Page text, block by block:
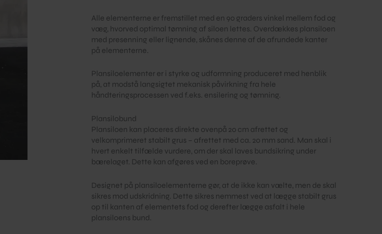
Alle elementerne er fremstillet med en 90 graders vinkel mellem fod og
væg, hvorved optimal tømning af siloen lettes. Overdækkes plansiloen
med presenning eller lignende, skånes denne af de afrundede kanter
på elementerne.
Plansiloelementer er i styrke og udformning produceret med henblik
på, at modstå langsigtet mekanisk påvirkning fra hele
håndteringsprocessen ved f.eks. ensilering og tømning.
Plansilobund
Plansiloen kan placeres direkte ovenpå 20 cm afrettet og
velkomprimeret stabilt grus – afrettet med ca. 20 mm sand. Man skal i
hvert enkelt tilfælde vurdere, om der skal laves bundsikring under
bærelaget. Dette kan afgøres ved en boreprøve.
Designet på plansiloelementerne gør, at de ikke kan vælte, men de skal
sikres mod udskridning. Dette sikres nemmest ved at lægge stabilt grus
op til kanten af elementets fod og derefter lægge asfalt i hele
plansiloens bund.